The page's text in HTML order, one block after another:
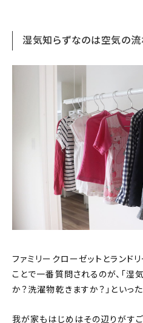
湿気知らずなのは空気の流
ファミリークローゼットとランド
ことで一番質問されるのが、「湿
か？洗濯物乾きますか？」といった
我が家もはじめはその辺りがす